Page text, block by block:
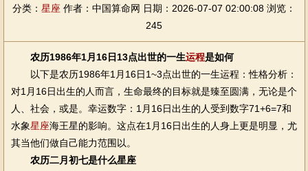
分类： 星座 作者：中国算命网 日期：2026-07-07 02:00:08 浏览：
245
农历1986年1月16日13点出世的一生运程是如何
以下是农历1986年1月16日1~3点出世的一生运程：性格分析：
对1月16日出生的人而言，生命最终的目标就是臻至圆满，无论是个
人、社会，或是。幸运数字：1月16日出生的人受到数字71+6=7和
水象星座海王星的影响。这点在1月16日出生的人身上更是明显，尤
其当他们做自己能力范围以。
农历二月初七是什么星座